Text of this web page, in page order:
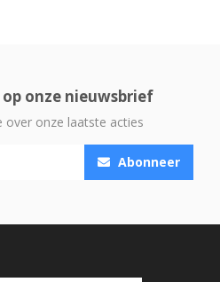
onze nieuwsbrief
over onze laatste acties
Abonneer